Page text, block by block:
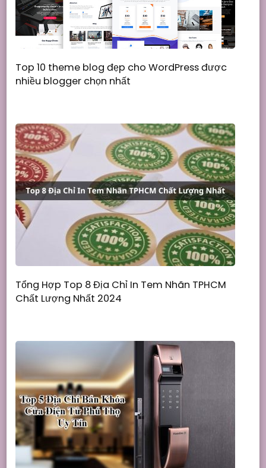
Top 10 theme blog đẹp cho WordPress được
nhiều blogger chọn nhất
Tổng Hợp Top 8 Địa Chỉ In Tem Nhãn TPHCM
Chất Lượng Nhất 2024